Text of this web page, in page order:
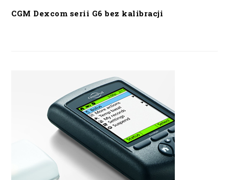
CGM Dexcom serii G6 bez kalibracji